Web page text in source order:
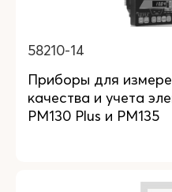
58210-14
Приборы для
качества и учета
PM130 Plus и PM135